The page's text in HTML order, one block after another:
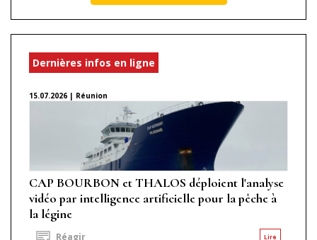
Dernières infos en ligne
15.07.2026 | Réunion
CAP BOURBON et THALOS déploient l'analyse
vidéo par intelligence artificielle pour la pêche à
la légine
Lire
Réagir